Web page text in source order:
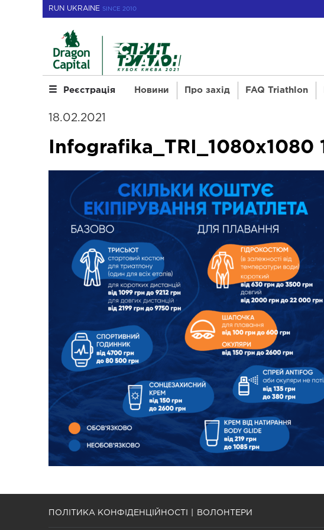
RUN UKRAINE SINCE 2010
Реєстрація Новини Про захід FAQ Triathlon
18.02.2021
Infografika_TRI_1080x1080 1
ПОЛІТИКА КОНФІДЕНЦІЙНОСТІ ВОЛОНТЕРИ